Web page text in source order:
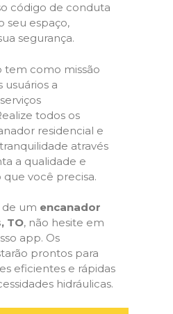
código de conduta
seu espaço,
segurança.
tem como missão
usuários a
todos os
residencial e
através
a qualidade e
que você precisa.
de um encanador
TO, não hesite em
app. Os
prontos para
eficientes e rápidas
hidráulicas.